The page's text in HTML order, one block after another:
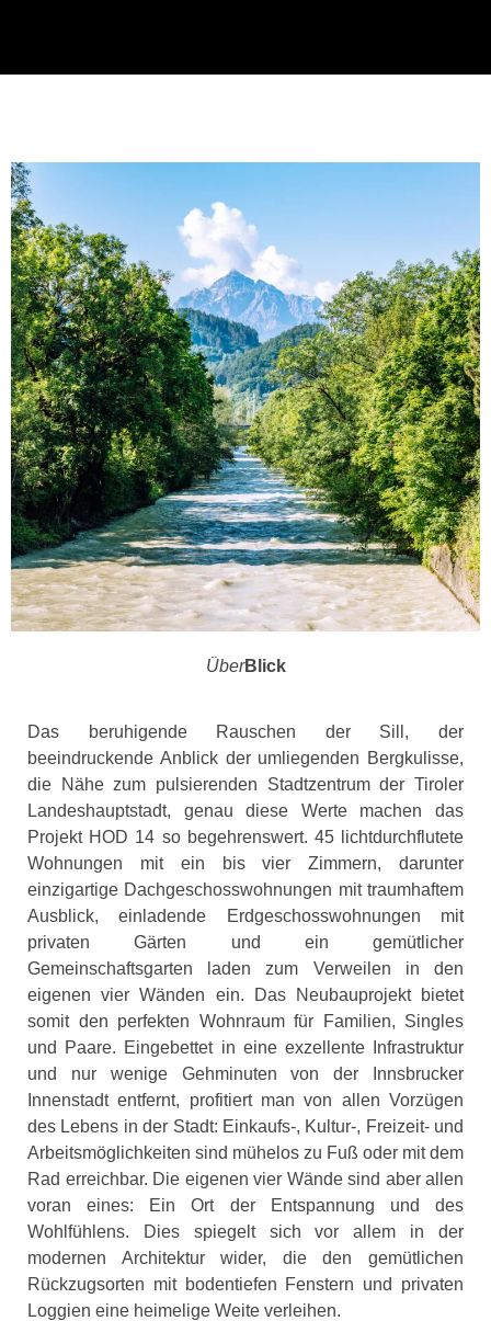
ÜberBlick
Das beruhigende Rauschen der Sill, der
beeindruckende Anblick der umliegenden Bergkulisse,
die Nähe zum pulsierenden Stadtzentrum der Tiroler
Landeshauptstadt, genau diese Werte machen das
Projekt HOD 14 so begehrenswert. 45 lichtdurchflutete
Wohnungen mit ein bis vier Zimmern, darunter
einzigartige Dachgeschosswohnungen mit traumhaftem
Ausblick, einladende Erdgeschosswohnungen mit
privaten Gärten und ein gemütlicher
Gemeinschaftsgarten laden zum Verweilen in den
eigenen vier Wänden ein. Das Neubauprojekt bietet
somit den perfekten Wohnraum für Familien, Singles
und Paare. Eingebettet in eine exzellente Infrastruktur
und nur wenige Gehminuten von der Innsbrucker
Innenstadt entfernt, profitiert man von allen Vorzügen
des Lebens in der Stadt: Einkaufs-, Kultur-, Freizeit- und
Arbeitsmöglichkeiten sind mühelos zu Fuß oder mit dem
Rad erreichbar. Die eigenen vier Wände sind aber allen
voran eines: Ein Ort der Entspannung und des
Wohlfühlens. Dies spiegelt sich vor allem in der
modernen Architektur wider, die den gemütlichen
Rückzugsorten mit bodentiefen Fenstern und privaten
Loggien eine heimelige Weite verleihen.